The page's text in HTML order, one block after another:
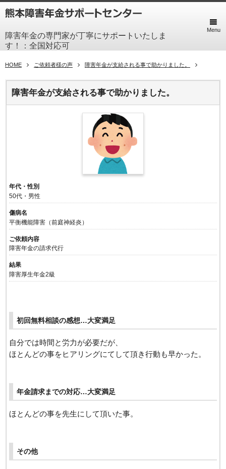
障害年金の専門家が丁寧にサポートいたしま
す！：全国対応可
Menu
HOME ご依頼者様の声 障害年金が支給される事で助かりました。
障害年金が支給される事で助かりました。
年代・性別
50代・男性
傷病名
平衡機能障害（前庭神経炎）
ご依頼内容
障害年金の請求代行
結果
障害厚生年金2級
初回無料相談の感想…大変満足
自分では時間と労力が必要だが、
ほとんどの事をヒアリングにてして頂き行動も早かった。
年金請求までの対応…大変満足
ほとんどの事を先生にして頂いた事。
その他